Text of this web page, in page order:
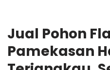
Jual Pohon
Pamekasan